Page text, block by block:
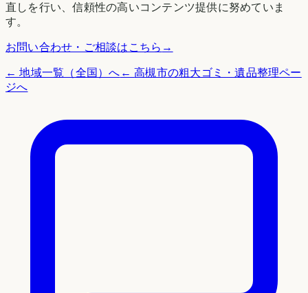
直しを行い、信頼性の高いコンテンツ提供に努めていま
す。
お問い合わせ・ご相談はこちら →
← 地域一覧（全国）へ ←高槻市の粗大ゴミ・遺品整理ペー
ジへ